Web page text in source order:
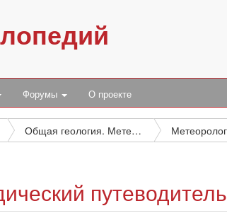
Форумы О проекте
Общая геология. Метеорология. Климатология. Историческая геология. Стратиграфия. Палеогеография
путеводитель